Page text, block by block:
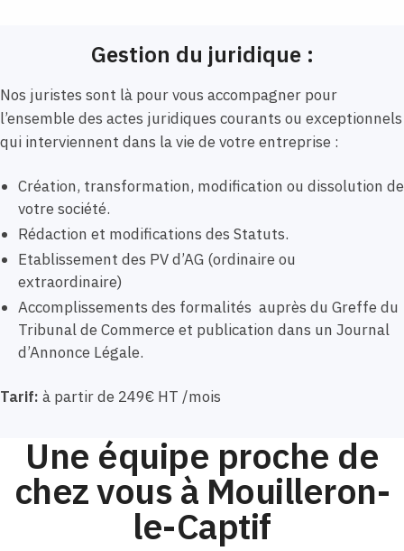
Gestion du juridique :
Nos juristes sont là pour vous accompagner pour
l’ensemble des actes juridiques courants ou exceptionnels
qui interviennent dans la vie de votre entreprise :
Création, transformation, modification ou dissolution de
votre société.
Rédaction et modifications des Statuts.
Etablissement des PV d’AG (ordinaire ou
extraordinaire)
Accomplissements des formalités auprès du Greffe du
Tribunal de Commerce et publication dans un Journal
d’Annonce Légale.
Tarif: à partir de 249€ HT /mois
Une équipe proche de
chez vous à Mouilleron-
le-Captif